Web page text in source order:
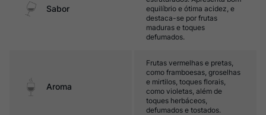
Sabor
equilíbrio e ótima acidez, e
destaca-se por frutas
maduras e toques
defumados.
Aroma
Frutas vermelhas e pretas,
como framboesas, groselhas
e mirtilos, toques florais,
como violetas, além de
toques herbáceos,
defumados e tostados.